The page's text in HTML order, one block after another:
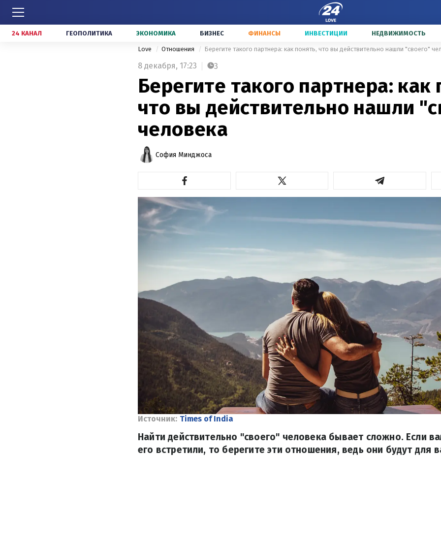
24 КАНАЛ ГЕОПОЛИТИКА ЭКОНОМИКА БИЗНЕС ФИНАНСЫ ИНВЕСТИЦИИ НЕДВИЖИМОСТЬ
Love Отношения Берегите такого партнера: как понять, что вы действительно нашли "своего"
8 декабря, 17:23 3
Берегите такого партнера: как
что вы действительно нашли
человека
София Минджоса
Источник: Times of India
Найти действительно "своего" человека бывает сложно. Если
его встретили, то берегите эти отношения, ведь они будут для